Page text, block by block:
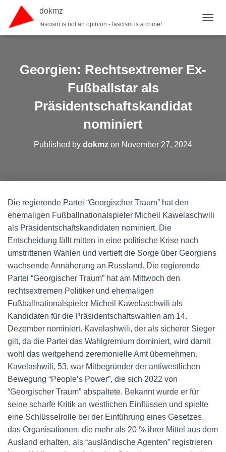
dokmz
fascism is not an opinion - fascism is a crime!
Georgien: Rechtsextremer Ex-
Fußballstar als
Präsidentschaftskandidat
nominiert
Published by dokmz on November 27, 2024
Die regierende Partei “Georgischer Traum” hat den
ehemaligen Fußballnationalspieler Micheil Kawelaschwili
als Präsidentschaftskandidaten nominiert. Die
Entscheidung fällt mitten in eine politische Krise nach
umstrittenen Wahlen und vertieft die Sorge über Georgiens
wachsende Annäherung an Russland. Die regierende
Partei “Georgischer Traum” hat am Mittwoch den
rechtsextremen Politiker und ehemaligen
Fußballnationalspieler Micheil Kawelaschwili als
Kandidaten für die Präsidentschaftswahlen am 14.
Dezember nominiert. Kavelashwili, der als sicherer Sieger
gilt, da die Partei das Wahlgremium dominiert, wird damit
wohl das weitgehend zeremonielle Amt übernehmen.
Kavelashwili, 53, war Mitbegründer der antiwestlichen
Bewegung “People’s Power”, die sich 2022 von
“Georgischer Traum” abspaltete. Bekannt wurde er für
seine scharfe Kritik an westlichen Einflüssen und spielte
eine Schlüsselrolle bei der Einführung eines Gesetzes,
das Organisationen, die mehr als 20 % ihrer Mittel aus dem
Ausland erhalten, als “ausländische Agenten” registrieren